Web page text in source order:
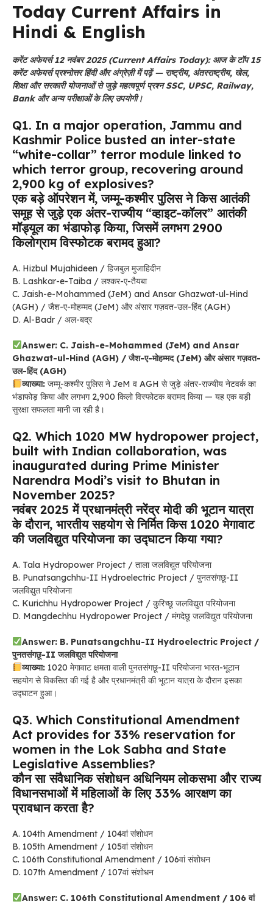
Today Current Affairs in
Hindi & English
करेंट अफेयर्स 12 नवंबर 2025 (Current Affairs Today): आज के टॉप 15
करेंट अफेयर्स प्रश्नोत्तर हिंदी और अंग्रेज़ी में पढ़ें — राष्ट्रीय, अंतरराष्ट्रीय, खेल,
शिक्षा और सरकारी योजनाओं से जुड़े महत्वपूर्ण प्रश्न SSC, UPSC, Railway,
Bank और अन्य परीक्षाओं के लिए उपयोगी।
Q1. In a major operation, Jammu and
Kashmir Police busted an inter-state
“white-collar” terror module linked to
which terror group, recovering around
2,900 kg of explosives?
एक बड़े ऑपरेशन में, जम्मू-कश्मीर पुलिस ने किस आतंकी
समूह से जुड़े एक अंतर-राज्यीय “व्हाइट-कॉलर” आतंकी
मॉड्यूल का भंडाफोड़ किया, जिसमें लगभग 2900
किलोग्राम विस्फोटक बरामद हुआ?
A. Hizbul Mujahideen / हिजबुल मुजाहिदीन
B. Lashkar-e-Taiba / लश्कर-ए-तैयबा
C. Jaish-e-Mohammed (JeM) and Ansar Ghazwat-ul-Hind
(AGH) / जैश-ए-मोहम्मद (JeM) और अंसार गज़वत-उल-हिंद (AGH)
D. Al-Badr / अल-बद्र
Answer: C. Jaish-e-Mohammed (JeM) and Ansar
Ghazwat-ul-Hind (AGH) / जैश-ए-मोहम्मद (JeM) और अंसार गज़वत-
उल-हिंद (AGH)
व्याख्या: जम्मू-कश्मीर पुलिस ने JeM व AGH से जुड़े अंतर-राज्यीय नेटवर्क का
भंडाफोड़ किया और लगभग 2,900 किलो विस्फोटक बरामद किया — यह एक बड़ी
सुरक्षा सफलता मानी जा रही है।
Q2. Which 1020 MW hydropower project,
built with Indian collaboration, was
inaugurated during Prime Minister
Narendra Modi’s visit to Bhutan in
November 2025?
नवंबर 2025 में प्रधानमंत्री नरेंद्र मोदी की भूटान यात्रा
के दौरान, भारतीय सहयोग से निर्मित किस 1020 मेगावाट
की जलविद्युत परियोजना का उद्घाटन किया गया?
A. Tala Hydropower Project / ताला जलविद्युत परियोजना
B. Punatsangchhu-II Hydroelectric Project / पुनतसंगछू-II
जलविद्युत परियोजना
C. Kurichhu Hydropower Project / कुरिच्छू जलविद्युत परियोजना
D. Mangdechhu Hydropower Project / मंगदेछू जलविद्युत परियोजना
Answer: B. Punatsangchhu-II Hydroelectric Project /
पुनतसंगछू-II जलविद्युत परियोजना
व्याख्या:1020 मेगावाट क्षमता वाली पुनतसंगछू-II परियोजना भारत-भूटान
सहयोग से विकसित की गई है और प्रधानमंत्री की भूटान यात्रा के दौरान इसका
उद्घाटन हुआ।
Q3. Which Constitutional Amendment
Act provides for 33% reservation for
women in the Lok Sabha and State
Legislative Assemblies?
कौन सा संवैधानिक संशोधन अधिनियम लोकसभा और राज्य
विधानसभाओं में महिलाओं के लिए 33% आरक्षण का
प्रावधान करता है?
A. 104th Amendment / 104वां संशोधन
B. 105th Amendment / 105वां संशोधन
C. 106th Constitutional Amendment / 106वां संशोधन
D. 107th Amendment / 107वां संशोधन
Answer: C. 106th Constitutional Amendment / 106 वां